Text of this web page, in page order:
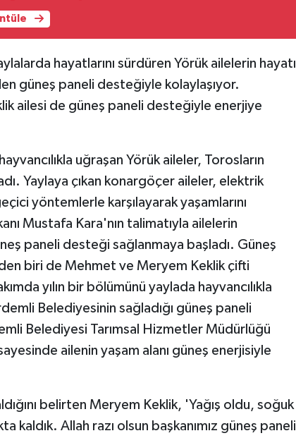
hayatlarını sürdüren Yörük ailelerin hayatı
güneş paneli desteğiyle kolaylaşıyor.
ailesi de güneş paneli desteğiyle enerjiye
uğraşan Yörük aileler, Torosların
Yaylaya çıkan konargöçer aileler, elektrik
yöntemlerle karşılayarak yaşamlarını
Mustafa Kara'nın talimatıyla ailelerin
paneli desteği sağlanmaya başladı. Güneş
biri de Mehmet ve Meryem Keklik çifti
yılın bir bölümünü yaylada hayvancılıkla
Belediyesinin sağladığı güneş paneli
Belediyesi Tarımsal Hizmetler Müdürlüğü
ailenin yaşam alanı güneş enerjisiyle
belirten Meryem Keklik, 'Yağış oldu, soğuk
kaldık. Allah razı olsun başkanımız güneş paneli